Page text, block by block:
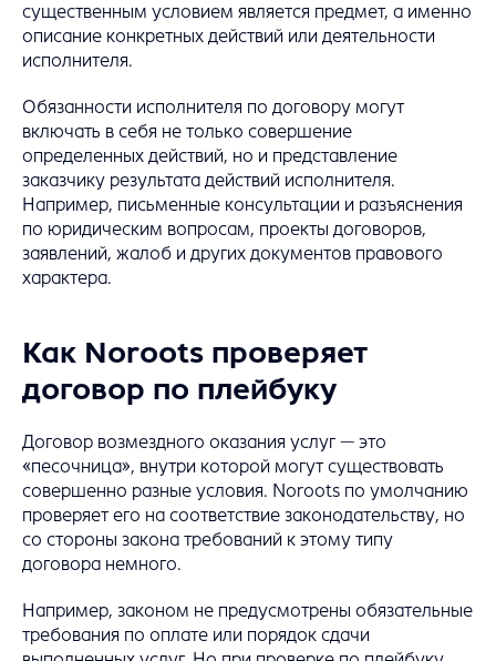
существенным условием является предмет, а именно
описание конкретных действий или деятельности
исполнителя.
Обязанности исполнителя по договору могут
включать в себя не только совершение
определенных действий, но и представление
заказчику результата действий исполнителя.
Например, письменные консультации и разъяснения
по юридическим вопросам, проекты договоров,
заявлений, жалоб и других документов правового
характера.
Как Noroots проверяет
договор по плейбуку
Договор возмездного оказания услуг — это
«песочница», внутри которой могут существовать
совершенно разные условия. Noroots по умолчанию
проверяет его на соответствие законодательству, но
со стороны закона требований к этому типу
договора немного.
Например, законом не предусмотрены обязательные
требования по оплате или порядок сдачи